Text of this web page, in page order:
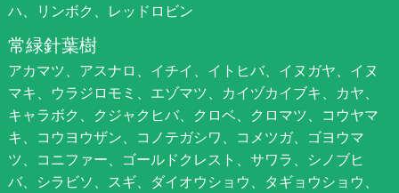
ハ、リンボク、レッドロビン
常緑針葉樹
アカマツ、アスナロ、イチイ、イトヒバ、イヌガヤ、イヌ
マキ、ウラジロモミ、エゾマツ、カイヅカイブキ、カヤ、
キャラボク、クジャクヒバ、クロベ、クロマツ、コウヤマ
キ、コウヨウザン、コノテガシワ、コメツガ、ゴヨウマ
ツ、コニファー、ゴールドクレスト、サワラ、シノブヒ
バ、シラビソ、スギ、ダイオウショウ、タギョウショウ、